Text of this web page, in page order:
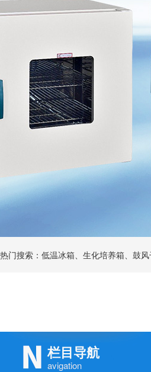
热门搜索：低温冰箱、生化培养箱、鼓
栏目导航
avigation